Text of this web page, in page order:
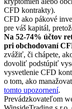
CFD kontrakty).
CFD ako pákové
pre váš kapitál,
Na 52-74% účtov
pri obchodovaní
zvážiť, či chápete,
dovoliť podstúpiť
vysvetlenie CFD
o tom, ako
tomto upozornení.
Prevádzkovateľom